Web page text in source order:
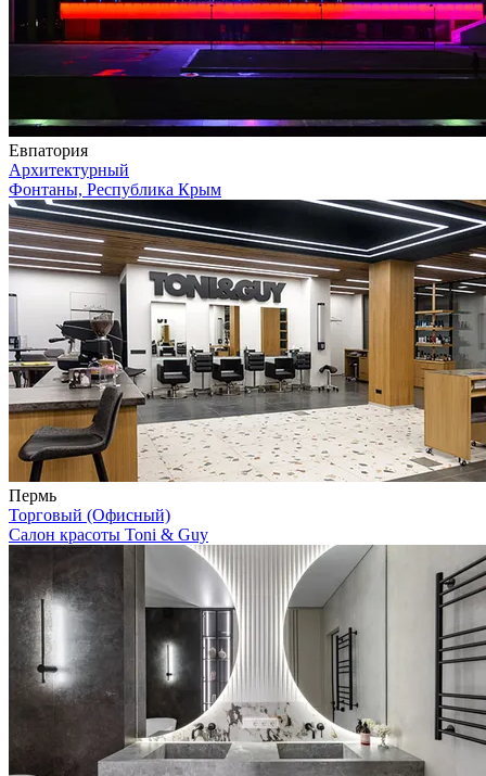
Евпатория
Архитектурный
Фонтаны, Республика Крым
Пермь
Торговый (Офисный)
Салон красоты Toni & Guy